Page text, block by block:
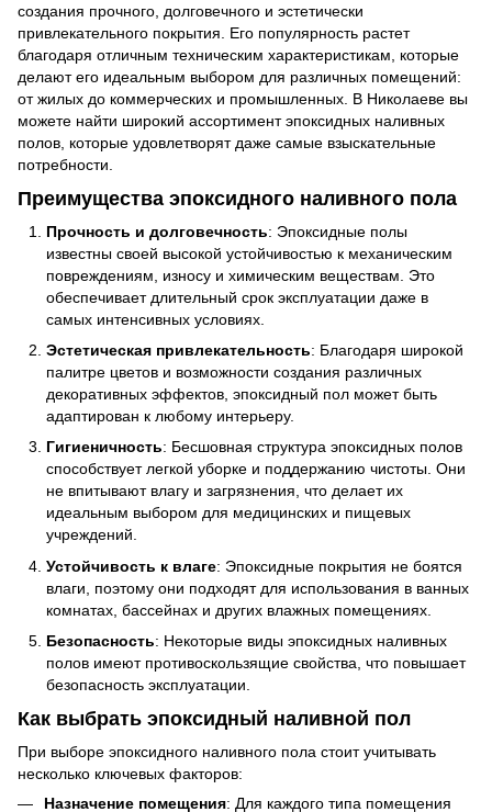
создания прочного, долговечного и эстетически
привлекательного покрытия. Его популярность растет
благодаря отличным техническим характеристикам, которые
делают его идеальным выбором для различных помещений:
от жилых до коммерческих и промышленных. В Николаеве вы
можете найти широкий ассортимент эпоксидных наливных
полов, которые удовлетворят даже самые взыскательные
потребности.
Преимущества эпоксидного наливного пола
Прочность и долговечность: Эпоксидные полы
известны своей высокой устойчивостью к механическим
повреждениям, износу и химическим веществам. Это
обеспечивает длительный срок эксплуатации даже в
самых интенсивных условиях.
Эстетическая привлекательность: Благодаря широкой
палитре цветов и возможности создания различных
декоративных эффектов, эпоксидный пол может быть
адаптирован к любому интерьеру.
Гигиеничность: Бесшовная структура эпоксидных полов
способствует легкой уборке и поддержанию чистоты. Они
не впитывают влагу и загрязнения, что делает их
идеальным выбором для медицинских и пищевых
учреждений.
Устойчивость к влаге: Эпоксидные покрытия не боятся
влаги, поэтому они подходят для использования в ванных
комнатах, бассейнах и других влажных помещениях.
Безопасность: Некоторые виды эпоксидных наливных
полов имеют противоскользящие свойства, что повышает
безопасность эксплуатации.
Как выбрать эпоксидный наливной пол
При выборе эпоксидного наливного пола стоит учитывать
несколько ключевых факторов:
Назначение помещения: Для каждого типа помещения